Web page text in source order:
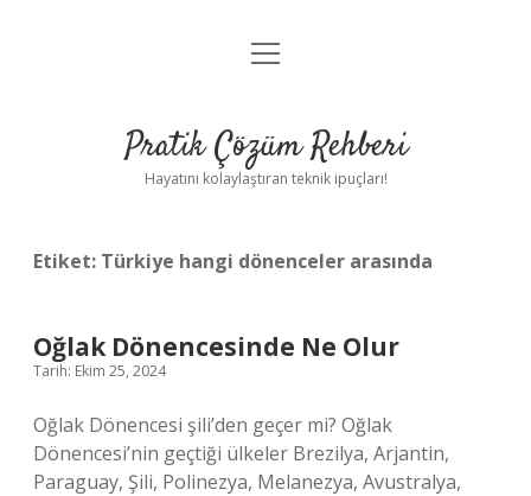
Anasayfa
Yasal Uyarı
menüyü
Pratik Çözüm Rehberi
Hayatını kolaylaştıran teknik ipuçları!
Etiket: Türkiye hangi dönenceler arasında
Oğlak Dönencesinde Ne Olur
Tarih: Ekim 25, 2024
Oğlak Dönencesi şili’den geçer mi? Oğlak
Dönencesi’nin geçtiği ülkeler Brezilya, Arjantin,
Paraguay, Şili, Polinezya, Melanezya, Avustralya,